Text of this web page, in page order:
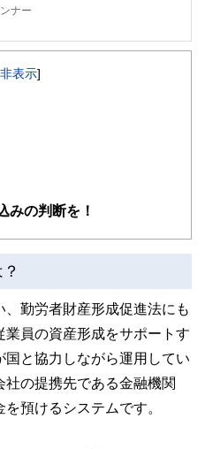
ナー
金融、経済に関する記事を、日々
きるようわかりやすく発信していま
らし」に関する書籍・雑誌の編集経
案から記事掲載まですべての工程に
取引士、相続診断士、住宅ローンア
税金、相続、保険、ローンなどの話
いる点です。
筆体制を築くことで、内容のわかり
、読み応えのあるコンテンツと確か
ます。
ます。
非表示]
みの判断を！
勤労者財産形成促進法にも
業員の資産形成をサポートす
国と協力しながら運用してい
社の提携先である金融機関
預けるシステムです。